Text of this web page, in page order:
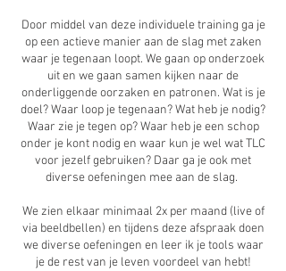
Door middel van deze individuele training ga je
op een actieve manier aan de slag met zaken
waar je tegenaan loopt. We gaan op onderzoek
uit en we gaan samen kijken naar de
onderliggende oorzaken en patronen. Wat is je
doel? Waar loop je tegenaan? Wat heb je nodig?
Waar zie je tegen op? Waar heb je een schop
onder je kont nodig en waar kun je wel wat TLC
voor jezelf gebruiken? Daar ga je ook met
diverse oefeningen mee aan de slag.
We zien elkaar minimaal 2x per maand (live of
via beeldbellen) en tijdens deze afspraak doen
we diverse oefeningen en leer ik je tools waar
je de rest van je leven voordeel van hebt!